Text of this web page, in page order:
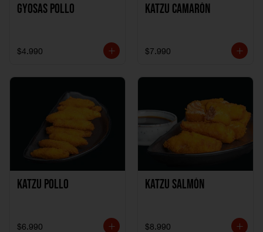
Gyosas Pollo
$4.990
Katzu Camarón
$7.990
Katzu Pollo
$6.990
Katzu Salmón
$8.990